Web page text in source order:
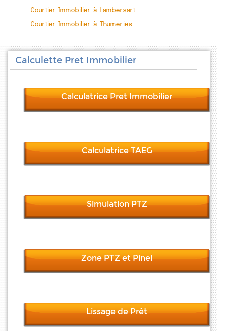
Courtier Immobilier à Lambersart
Courtier Immobilier à Thumeries
Calculette Pret Immobilier
Calculatrice Pret Immobilier
Calculatrice TAEG
Simulation PTZ
Zone PTZ et Pinel
Lissage de Prêt